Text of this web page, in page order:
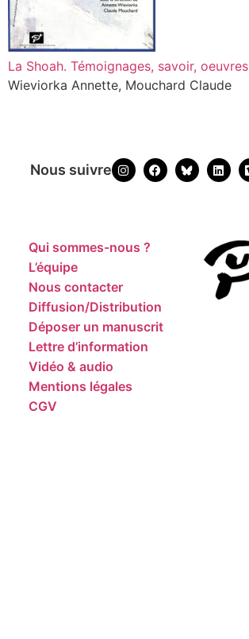
La Shoah. Témoignages, savoir, oeuvres
Wieviorka Annette, Mouchard Claude
Nous suivre
Qui sommes-nous ?
L’équipe
Nous contacter
Diffusion/Distribution
Déposer un manuscrit
Lettre d’information
Vidéo & audio
Mentions légales
CGV